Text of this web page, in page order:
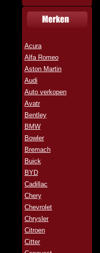
Acura
Alfa Romeo
Aston Martin
Audi
Auto verkopen
Avatr
Bentley
BMW
Bowler
Bremach
Buick
BYD
Cadillac
Chery
Chevrolet
Chrysler
Citroen
Citter